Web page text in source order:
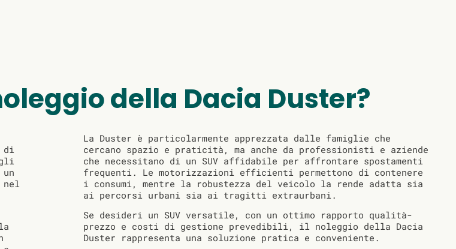
della Dacia Duster?
di
La Duster è particolarmente apprezzata dalle famiglie che
cercano spazio e praticità, ma anche da professionisti e aziende
che necessitano di un SUV affidabile per affrontare spostamenti
frequenti. Le motorizzazioni efficienti permettono di contenere
i consumi, mentre la robustezza del veicolo la rende adatta sia
ai percorsi urbani sia ai tragitti extraurbani.
Se desideri un SUV versatile, con un ottimo rapporto qualità-
prezzo e costi di gestione prevedibili, il noleggio della Dacia
Duster rappresenta una soluzione pratica e conveniente.